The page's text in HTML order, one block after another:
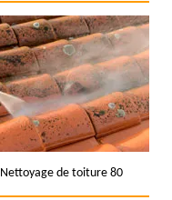
Nettoyage de toiture 80